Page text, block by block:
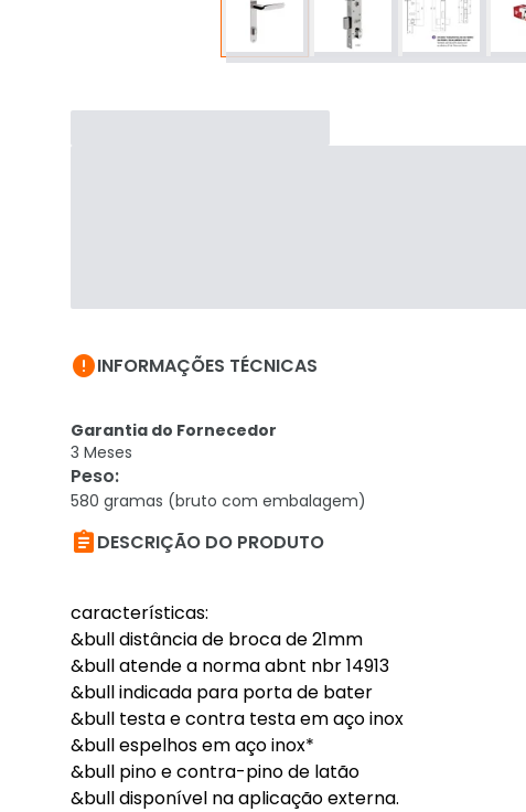
INFORMAÇÕES TÉCNICAS
Garantia do Fornecedor
3 Meses
Peso:
580 gramas (bruto com embalagem)
DESCRIÇÃO DO PRODUTO
características:
&bull distância de broca de 21mm
&bull atende a norma abnt nbr 14913
&bull indicada para porta de bater
&bull testa e contra testa em aço inox
&bull espelhos em aço inox*
&bull pino e contra-pino de latão
&bull disponível na aplicação externa.